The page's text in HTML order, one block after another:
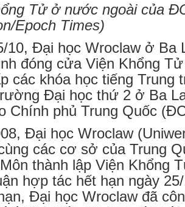
Tử ở nước ngoài của
Epoch Times)
10, Đại học Wroclaw ở Ba
đóng cửa Viện Khổng
các khóa học tiếng Trung
Đại học thứ 2 ở Ba
Chính phủ Trung Quốc
Đại học Wroclaw
các cơ sở của Trung
thành lập Viện Khổng
hợp tác hết hạn ngày
Đại học Wroclaw đã